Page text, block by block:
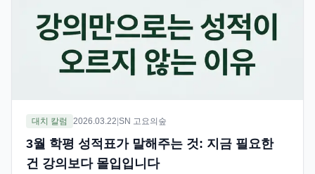
대치 칼럼 2026.03.22 SN 고요의숲
3월 학평 성적표가 말해주는 것: 지금 필요한
건 강의보다 몰입입니다